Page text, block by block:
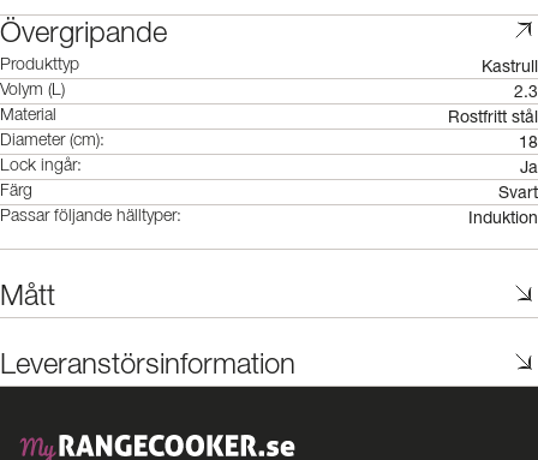
Övergripande
Produkttyp Kastrull
Volym (L) 2.3
Material Rostfritt stål
Diameter (cm): 18
Lock ingår: Ja
Färg Svart
Passar följande hälltyper: Induktion
Mått
Leveranstörsinformation